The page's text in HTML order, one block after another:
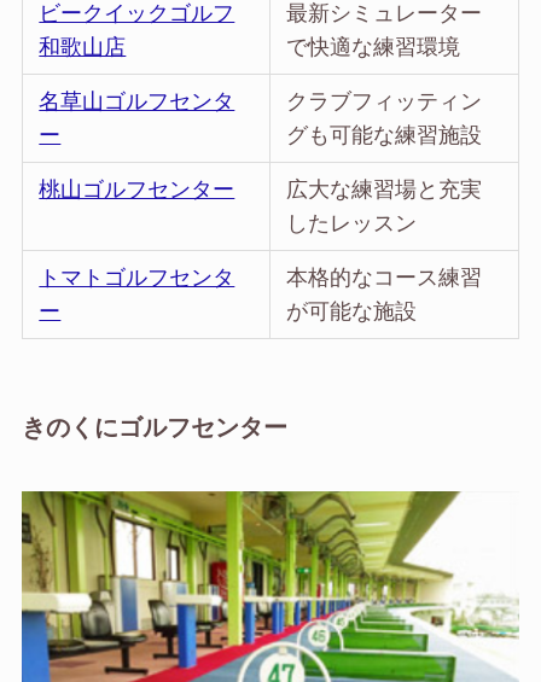
ビークイックゴルフ
和歌山店
最新シミュレーター
で快適な練習環境
名草山ゴルフセンタ
ー
クラブフィッティン
グも可能な練習施設
桃山ゴルフセンター
広大な練習場と充実
したレッスン
トマトゴルフセンタ
ー
本格的なコース練習
が可能な施設
きのくにゴルフセンター